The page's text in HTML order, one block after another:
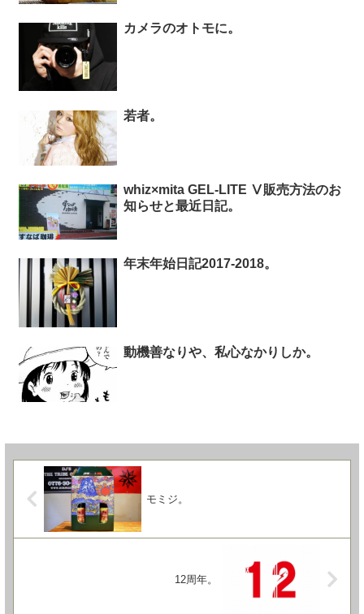
カメラのオトモに。
若者。
whiz×mita GEL-LITE Ⅴ販売方法のお
知らせと最近日記。
年末年始日記2017-2018。
動機善なりや、私心なかりしか。
モミジ。
12周年。